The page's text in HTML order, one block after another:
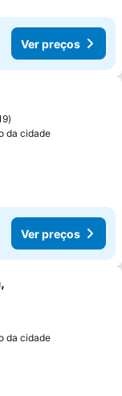
Ver preços
favoritos
da cidade
Ver preços
favoritos
da cidade